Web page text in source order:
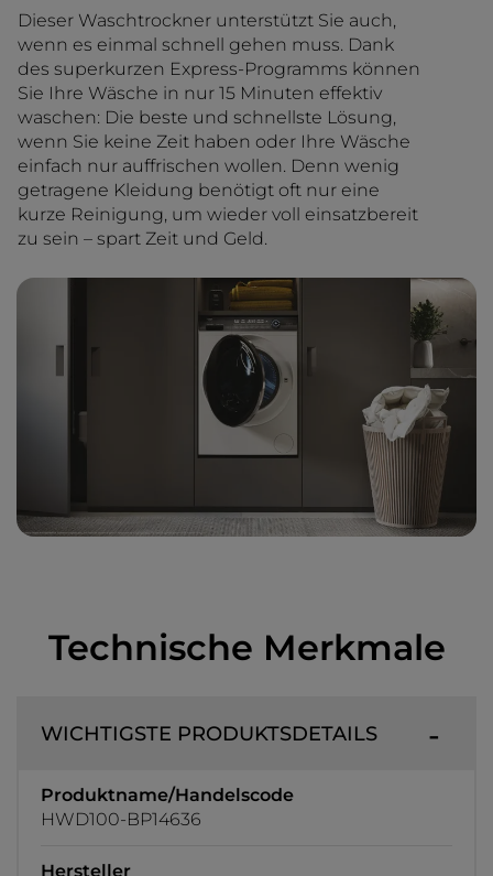
Dieser Waschtrockner unterstützt Sie auch,
wenn es einmal schnell gehen muss. Dank
des superkurzen Express-Programms können
Sie Ihre Wäsche in nur 15 Minuten effektiv
waschen: Die beste und schnellste Lösung,
wenn Sie keine Zeit haben oder Ihre Wäsche
einfach nur auffrischen wollen. Denn wenig
getragene Kleidung benötigt oft nur eine
kurze Reinigung, um wieder voll einsatzbereit
zu sein – spart Zeit und Geld.
Technische Merkmale
WICHTIGSTE PRODUKTSDETAILS
Produktname/Handelscode
HWD100-BP14636
Hersteller